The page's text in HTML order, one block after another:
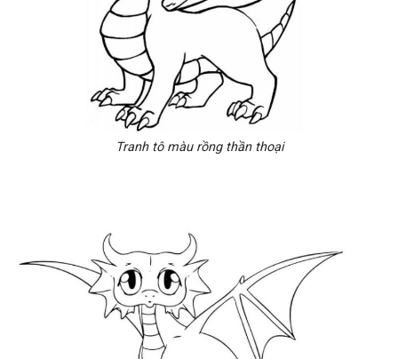
Tranh tô màu rồng thần thoại